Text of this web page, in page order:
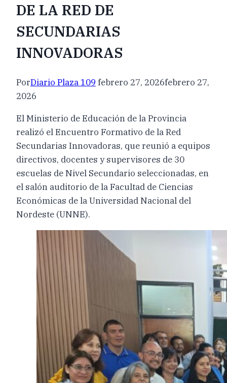
DE LA RED DE
SECUNDARIAS
INNOVADORAS
PorDiario Plaza 109 febrero 27, 2026febrero 27,
2026
El Ministerio de Educación de la Provincia
realizó el Encuentro Formativo de la Red
Secundarias Innovadoras, que reunió a equipos
directivos, docentes y supervisores de 30
escuelas de Nivel Secundario seleccionadas, en
el salón auditorio de la Facultad de Ciencias
Económicas de la Universidad Nacional del
Nordeste (UNNE).